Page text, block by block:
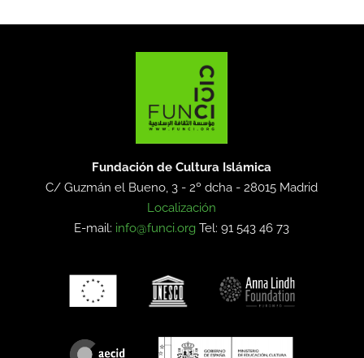
Fundación de Cultura Islámica
C/ Guzmán el Bueno, 3 - 2º dcha -28015 Madrid
Localización
E-mail: info@funci.org Tel: 91 543 46 73